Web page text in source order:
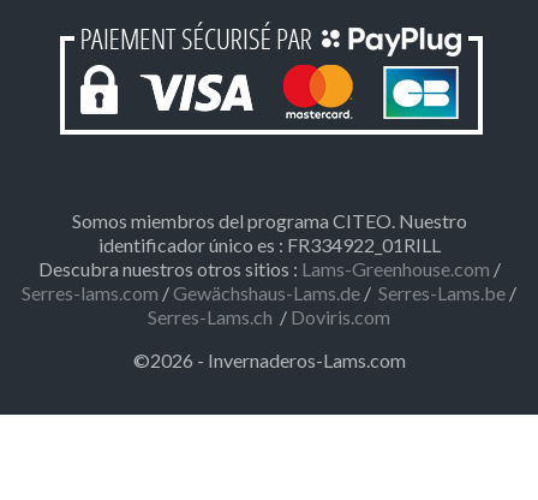
Somos miembros del programa CITEO. Nuestro
identificador único es : FR334922_01RILL
Descubra nuestros otros sitios : Lams-Greenhouse.com /
Serres-lams.com /Gewächshaus-Lams.de / Serres-Lams.be /
Serres-Lams.ch / Doviris.com
©2026 - Invernaderos-Lams.com